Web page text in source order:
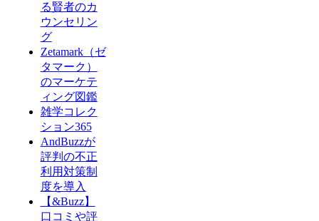
る賢者のカ
ウンセリン
グ
Zetamark（ゼ
タマーク）
のマーケテ
ィング図鑑
雑学コレク
ション365
AndBuzzが
評判の不正
利用対策制
度を導入
【&Buzz】
口コミや評